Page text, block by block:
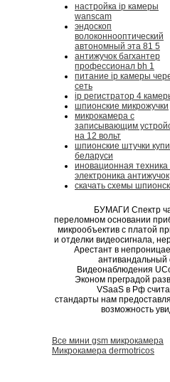
настройка ip камеры
wanscam
эндоскоп
волоконнооптический
автономный эта 81 5
антижучок багхантер
профессионал bh 1
питание ip камеры
сеть
ip регистратор 4
шпионские микрожучки
микрокамера с
записывающим
на 12 вольт
шпионские штучки
беларуси
иновационная техника
электроника антижучок
скачать схемы
БУМАГИ Спектр
переломном основании
микрообъектив с платой
и отделки видеосигнала,
Арестант в
антивандальный
Видеонаблюдения
Эконом преградой
VSaaS в Рф
стандарты нам
возможность
Все мини gsm микрокамера
Микрокамера dermotricos